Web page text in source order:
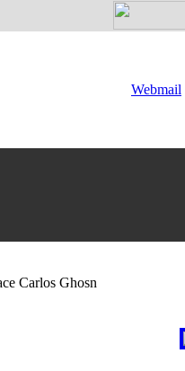
Webmail
Carlos Ghosn